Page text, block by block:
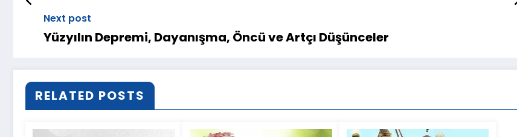
Next post
Yüzyılın Depremi, Dayanışma, Öncü ve Artçı Düşünceler
RELATED POSTS